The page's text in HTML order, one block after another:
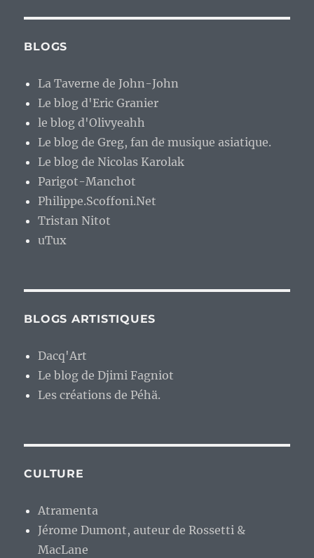
BLOGS
La Taverne de John-John
Le blog d'Eric Granier
le blog d'Olivyeahh
Le blog de Greg, fan de musique asiatique.
Le blog de Nicolas Karolak
Parigot-Manchot
Philippe.Scoffoni.Net
Tristan Nitot
uTux
BLOGS ARTISTIQUES
Dacq'Art
Le blog de Djimi Fagniot
Les créations de Péhä.
CULTURE
Atramenta
Jérome Dumont, auteur de Rossetti &
MacLane